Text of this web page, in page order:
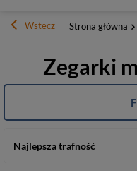
Wstecz Strona główna
Zegarki
Najlepsza trafność